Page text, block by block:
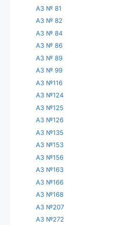
АЗ № 81
АЗ № 82
АЗ № 84
АЗ № 86
АЗ № 89
АЗ № 99
АЗ №116
АЗ №124
АЗ №125
АЗ №126
АЗ №135
АЗ №153
АЗ №156
АЗ №163
АЗ №166
АЗ №168
АЗ №207
АЗ №272